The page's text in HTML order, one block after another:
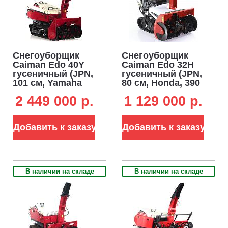
характеризуются более длительным сроком службы.
Снегоуборщик
Caiman Edo 40Y
гусеничный (JPN,
101 см, Yamaha
аккумулятор 12В,
гидростатическая
фара, 525 кг.)
2 449 000 p.
Добавить к заказу
Снегоуборщик
Caiman Edo 32H
гусеничный (JPN,
80 см, Honda, 390
аккумулятор 12В,
гидростатическая
фара, 195 кг)
1 129 000 p.
Добавить к заказу
В наличии на складе В наличии на складе